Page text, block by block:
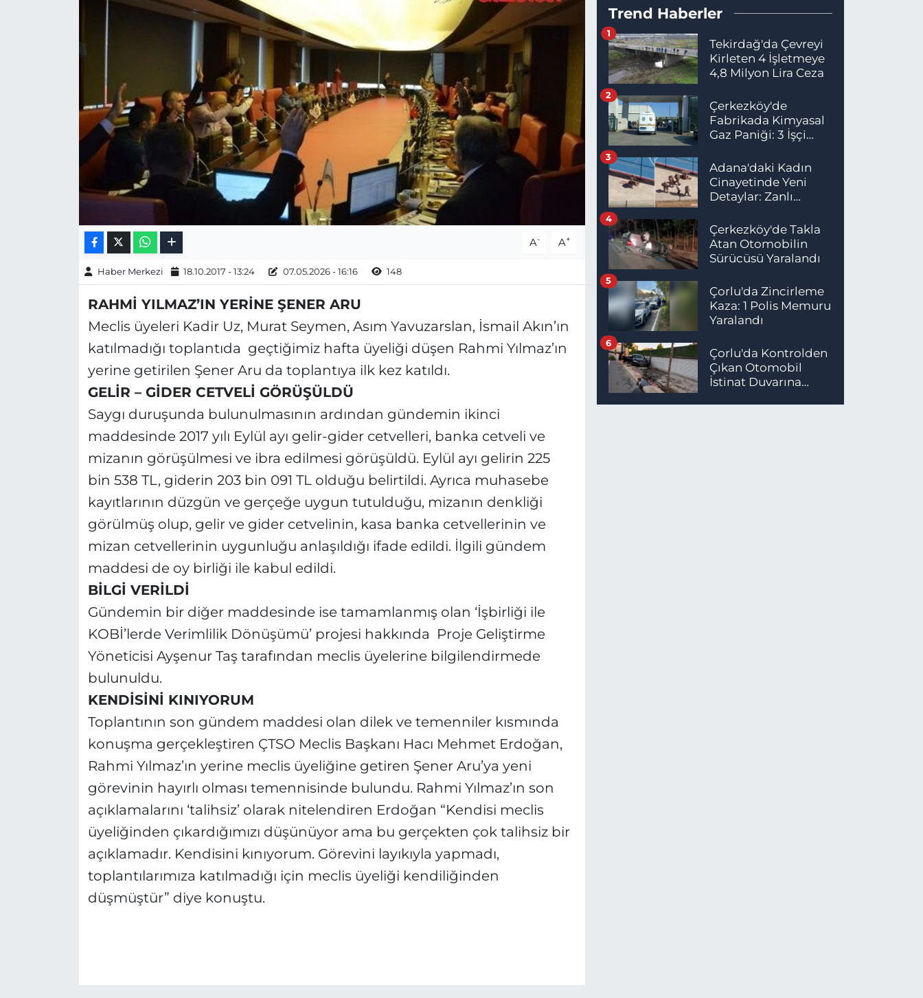
A- A+
Haber Merkezi 18.10.2017 - 13:24 07.05.2026 - 16:16 148
RAHMİ YILMAZ’IN YERİNE ŞENER ARU
Meclis üyeleri Kadir Uz, Murat Seymen, Asım Yavuzarslan, İsmail Akın’ın
katılmadığı toplantıda geçtiğimiz hafta üyeliği düşen Rahmi Yılmaz’ın
yerine getirilen Şener Aru da toplantıya ilk kez katıldı.
GELİR – GİDER CETVELİ GÖRÜŞÜLDÜ
Saygı duruşunda bulunulmasının ardından gündemin ikinci
maddesinde 2017 yılı Eylül ayı gelir-gider cetvelleri, banka cetveli ve
mizanın görüşülmesi ve ibra edilmesi görüşüldü. Eylül ayı gelirin 225
bin 538 TL, giderin 203 bin 091 TL olduğu belirtildi. Ayrıca muhasebe
kayıtlarının düzgün ve gerçeğe uygun tutulduğu, mizanın denkliği
görülmüş olup, gelir ve gider cetvelinin, kasa banka cetvellerinin ve
mizan cetvellerinin uygunluğu anlaşıldığı ifade edildi. İlgili gündem
maddesi de oy birliği ile kabul edildi.
BİLGİ VERİLDİ
Gündemin bir diğer maddesinde ise tamamlanmış olan ‘İşbirliği ile
KOBİ’lerde Verimlilik Dönüşümü’ projesi hakkında Proje Geliştirme
Yöneticisi Ayşenur Taş tarafından meclis üyelerine bilgilendirmede
bulunuldu.
KENDİSİNİ KINIYORUM
Toplantının son gündem maddesi olan dilek ve temenniler kısmında
konuşma gerçekleştiren ÇTSO Meclis Başkanı Hacı Mehmet Erdoğan,
Rahmi Yılmaz’ın yerine meclis üyeliğine getiren Şener Aru’ya yeni
görevinin hayırlı olması temennisinde bulundu. Rahmi Yılmaz’ın son
açıklamalarını ‘talihsiz’ olarak nitelendiren Erdoğan “Kendisi meclis
üyeliğinden çıkardığımızı düşünüyor ama bu gerçekten çok talihsiz bir
açıklamadır. Kendisini kınıyorum. Görevini layıkıyla yapmadı,
toplantılarımıza katılmadığı için meclis üyeliği kendiliğinden
düşmüştür” diye konuştu.
Trend Haberler
Tekirdağ'da Çevreyi
Kirleten 4 İşletmeye
4,8 Milyon Lira Ceza
1
Çerkezköy'de
Fabrikada Kimyasal
Gaz Paniği: 3 İşçi
2
Adana'daki Kadın
Cinayetinde Yeni
Detaylar: Zanlı
Yakalandı
3
Çerkezköy'de Takla
Atan Otomobilin
Sürücüsü Yaralandı
4
Çorlu'da Zincirleme
Kaza: 1 Polis Memuru
Yaralandı
5
Çorlu'da Kontrolden
Çıkan Otomobil
İstinat Duvarına
6
Gizlilik Sözleşmesi
Topluluk Kuralları
Yayın İlkeleri